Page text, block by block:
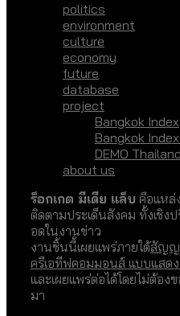
politics
environment
culture
economy
future
database
project
Bangkok Index
Bangkok
DEMO Thailand
about us
ร็อกเกต มีเดีย แล็บ คือแหล่
ติดตามประเด็นสังคม ทั้งเชิ
อดในงานข่าว
งานชิ้นนี้เผยแพร่ภายใต้สัญญ
ครีเอทีฟคอมมอนส์ แบบแสด
และเผยแพร่ต่อได้โดยไม่ต้อ
มา